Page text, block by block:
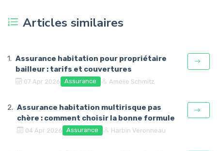
Articles similaires
Assurance habitation pour propriétaire
bailleur : tarifs et couvertures
07 Apr 2026 Assurance Amélie Schmitz
Assurance habitation multirisque pas
chère : comment choisir la bonne formule
04 Apr 2026 Assurance Harbin Veronneau